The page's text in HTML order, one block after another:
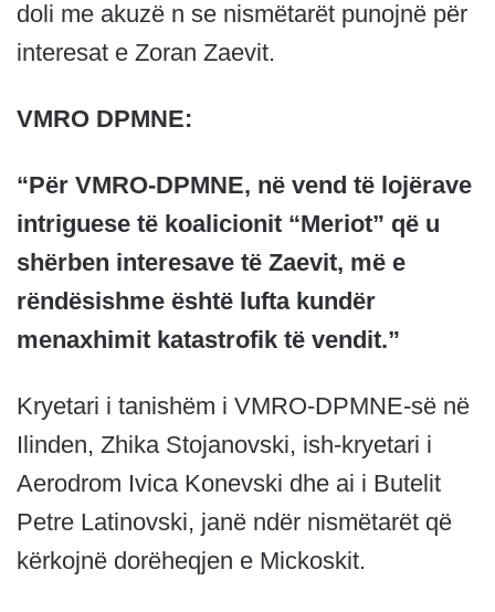
doli me akuzë n se nismëtarët punojnë për
interesat e Zoran Zaevit.
VMRO DPMNE:
“Për VMRO-DPMNE, në vend të lojërave
intriguese të koalicionit “Meriot” që u
shërben interesave të Zaevit, më e
rëndësishme është lufta kundër
menaxhimit katastrofik të vendit.”
Kryetari i tanishëm i VMRO-DPMNE-së në
Ilinden, Zhika Stojanovski, ish-kryetari i
Aerodrom Ivica Konevski dhe ai i Butelit
Petre Latinovski, janë ndër nismëtarët që
kërkojnë dorëheqjen e Mickoskit.